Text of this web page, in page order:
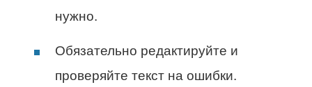
нужно.
Обязательно редактируйте и
проверяйте текст на ошибки.